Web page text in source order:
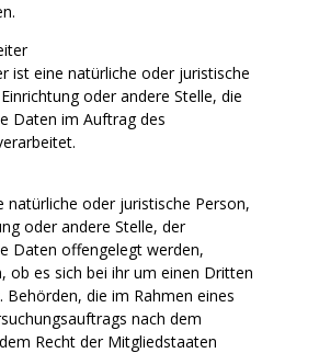
ist eine natürliche oder juristische
oder andere Stelle, die
Daten im Auftrag des
natürliche oder juristische Person,
oder andere Stelle, der
Daten offengelegt werden,
ob es sich bei ihr um einen Dritten
Behörden, die im Rahmen eines
nach dem
Recht der Mitgliedstaaten